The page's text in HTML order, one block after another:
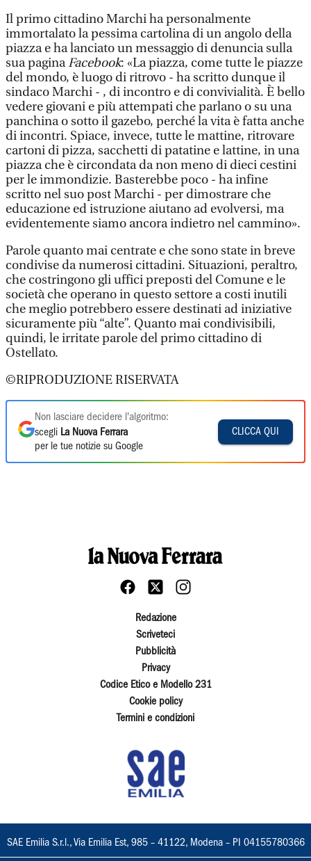
Il primo cittadino Marchi ha personalmente
immortalato la pessima cartolina di un angolo della
piazza e ha lanciato un messaggio di denuncia sulla
sua paginaFacebook: «La piazza, come tutte le piazze
del mondo, è luogo di ritrovo - ha scritto dunque il
sindaco Marchi - , di incontro e di convivialità. È bello
vedere giovani e più attempati che parlano o su una
panchina o sotto il gazebo, perché la vita è fatta anche
di incontri. Spiace, invece, tutte le mattine, ritrovare
cartoni di pizza, sacchetti di patatine e lattine, in una
piazza che è circondata da non meno di dieci cestini
per le immondizie. Basterebbe poco - ha infine
scritto nel suo post Marchi - per dimostrare che
educazione ed istruzione aiutano ad evolversi, ma
evidentemente siamo ancora indietro nel cammino».
Parole quanto mai centrate e che sono state in breve
condivise da numerosi cittadini. Situazioni, peraltro,
che costringono gli uffici preposti del Comune e le
società che operano in questo settore a costi inutili
che meglio potrebbero essere destinati ad iniziative
sicuramente più “alte”. Quanto mai condivisibili,
quindi, le irritate parole del primo cittadino di
Ostellato.
©RIPRODUZIONE RISERVATA
Non lasciare decidere l'algoritmo:
scegli La Nuova Ferrara
per le tue notizie su Google
CLICCA QUI
Redazione
Scriveteci
Pubblicità
Privacy
Codice Etico e Modello 231
Cookie policy
Termini e condizioni
SAE Emilia S.r.l., Via Emilia Est, 985 – 41122, Modena – PI 04155780366